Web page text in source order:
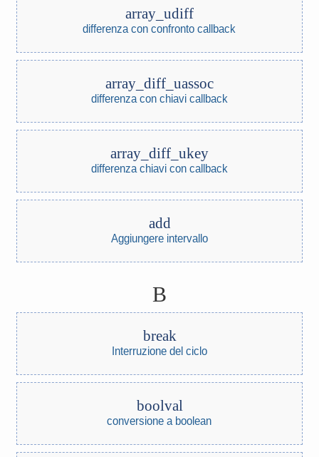
array_udiff
differenza con confronto callback
array_diff_uassoc
differenza con chiavi callback
array_diff_ukey
differenza chiavi con callback
add
Aggiungere intervallo
B
break
Interruzione del ciclo
boolval
conversione a boolean